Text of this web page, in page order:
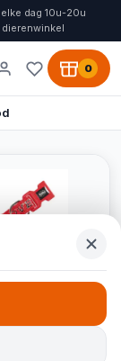
dag 10u-20u
0